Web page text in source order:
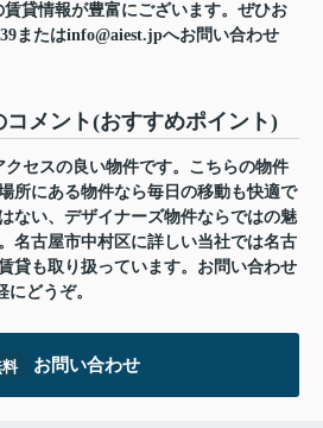
貸情報が豊富にございます。ぜひお
またはinfo@aiest.jpへお問い合わせ
メント(おすすめポイント)
セスの良い物件です。こちらの物件
所にある物件なら毎日の移動も快適で
ない、デザイナーズ物件ならではの魅
名古屋市中村区に詳しい当社では名古
貸も取り扱っています。お問い合わせ
にどうぞ。
お問い合わせ